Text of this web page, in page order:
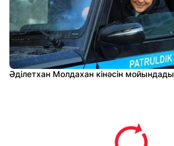
Әділетхан Молдахан кінәсін мойындады